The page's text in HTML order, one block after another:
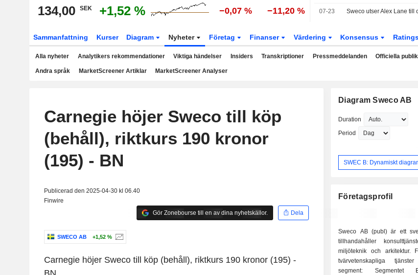
134,00 SEK +1,52 % −0,07 % −11,20 % 07-23
Sammanfattning Kurser Diagram Nyheter Företag Finanser Värdering Konsensus
Alla nyheter Analytikers rekommendationer Viktiga händelser Insiders Transkriptioner Pressmeddelanden Officiella
Andra språk MarketScreener Artiklar MarketScreener Analyser
Carnegie höjer Sweco till köp
(behåll), riktkurs 190 kronor
(195) - BN
Publicerad den 2025-04-30 kl 06.40
Finwire
Gör Zonebourse till en av dina nyhetskällor.
Dela
SWECO AB +1,52 %
Carnegie höjer Sweco till köp (behåll), riktkurs 190 kronor (195) -
Diagram Sweco AB
Duration
Period
SWEC B: Dynamiskt
Företagsprofil
Sweco AB (publ) är ett
tillhandahåller
miljöteknik och arkitektur.
tvärvetenskapliga
segment: Segmentet